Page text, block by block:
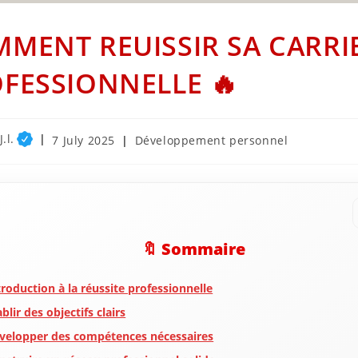
REUISSIR SA
🔥
Post
7 July 2025
Post
Développement personnel
🔖 Sommaire
à la réussite professionnelle
des objectifs clairs
des compétences nécessaires